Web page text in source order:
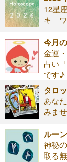
12星
キー
今月
金運
占い
です♪
タロ
あな
みま
ルー
神秘
取る